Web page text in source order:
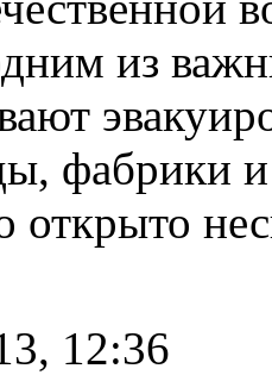
из
фабрики
открыто
12:36